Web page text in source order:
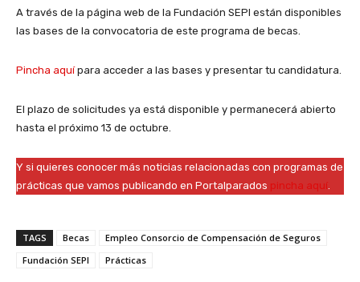
A través de la página web de la Fundación SEPI están disponibles
las bases de la convocatoria de este programa de becas.
Pincha aquípara acceder a las bases y presentar tu candidatura.
El plazo de solicitudes ya está disponible y permanecerá abierto
hasta el próximo 13 de octubre.
Y si quieres conocer más noticias relacionadas con programas de
prácticas que vamos publicando en Portalparados pincha aquí
TAGS Becas
Empleo Consorcio de Compensación de Seguros
Fundación SEPI
Prácticas